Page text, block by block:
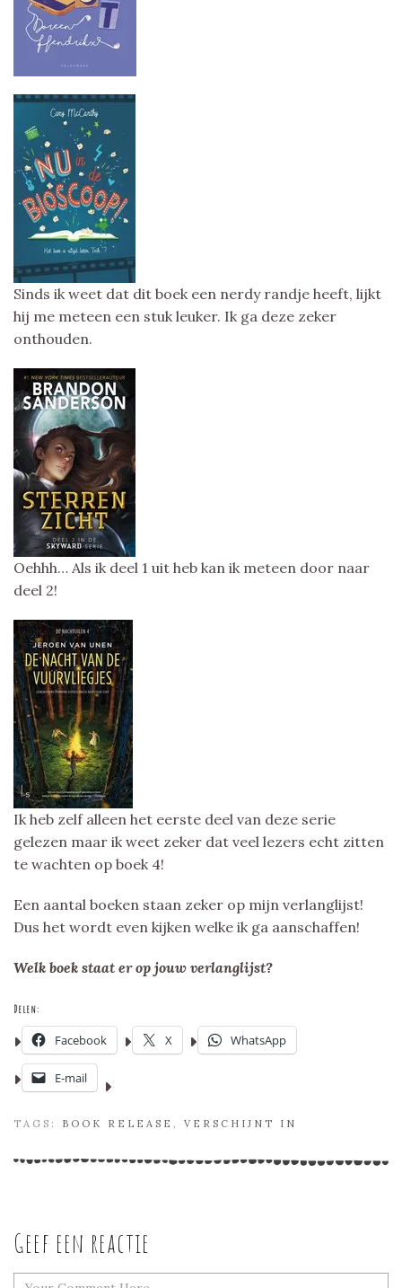
Sinds ik weet dat dit boek een nerdy randje heeft, lijkt
hij me meteen een stuk leuker. Ik ga deze zeker
onthouden.
Oehhh… Als ik deel 1 uit heb kan ik meteen door naar
deel 2!
Ik heb zelf alleen het eerste deel van deze serie
gelezen maar ik weet zeker dat veel lezers echt zitten
te wachten op boek 4!
Een aantal boeken staan zeker op mijn verlanglijst!
Dus het wordt even kijken welke ik ga aanschaffen!
Welk boek staat er op jouw verlanglijst?
Delen:
Facebook X WhatsApp
E-mail
TAGS: BOOK RELEASE VERSCHIJNT IN
Geef een reactie